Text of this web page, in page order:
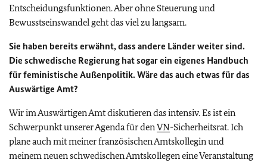
Entscheidungsfunktionen. Aber ohne Steuerung und
Bewusstseinswandel geht das viel zu langsam.
Sie haben bereits erwähnt, dass andere Länder weiter sind.
Die schwedische Regierung hat sogar ein eigenes Handbuch
für feministische Außenpolitik. Wäre das auch etwas für das
Auswärtige Amt?
Wir im Auswärtigen Amt diskutieren das intensiv. Es ist ein
Schwerpunkt unserer Agenda für denVN-Sicherheitsrat. Ich
plane auch mit meiner französischen Amtskollegin und
meinem neuen schwedischen Amtskollegen eine Veranstaltung